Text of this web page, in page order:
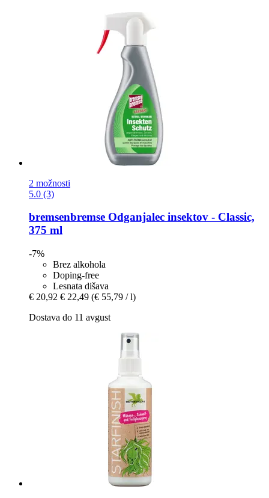
2 možnosti
5.0 (3)
bremsenbremse Odganjalec insektov -​ Classic,
375 ml
-7%
Brez alkohola
Doping-free
Lesnata dišava
€ 20,92 € 22,49 (€ 55,79 / l)
Dostava do 11 avgust